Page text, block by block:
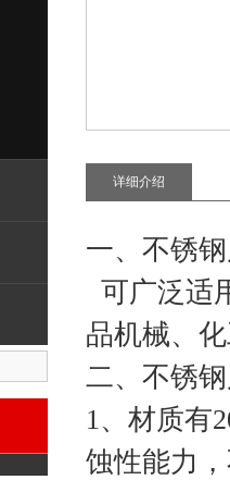
详细介绍
一、 不锈
可广泛适
品机械、
二、 不锈
1、材质有
蚀性能力